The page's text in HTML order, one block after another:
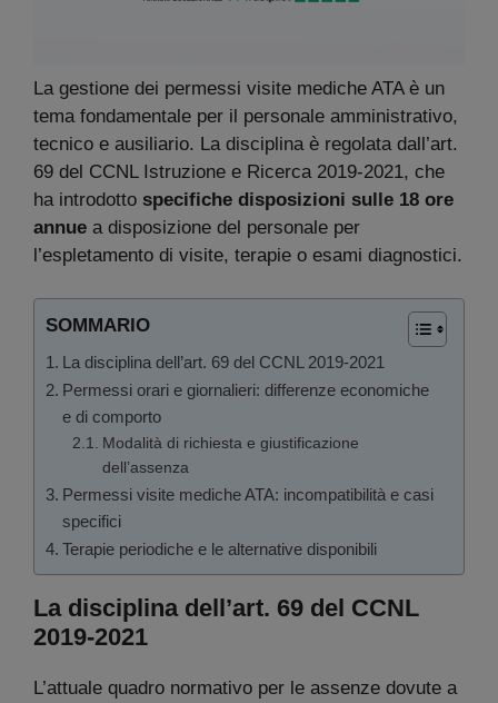
La gestione dei permessi visite mediche ATA è un
tema fondamentale per il personale amministrativo,
tecnico e ausiliario. La disciplina è regolata dall’art.
69 del CCNL Istruzione e Ricerca 2019-2021, che
ha introdotto specifiche disposizioni sulle 18 ore
annue a disposizione del personale per
l’espletamento di visite, terapie o esami diagnostici.
SOMMARIO
La disciplina dell’art. 69 del CCNL 2019-2021
Permessi orari e giornalieri: differenze economiche
e di comporto
Modalità di richiesta e giustificazione
dell’assenza
Permessi visite mediche ATA: incompatibilità e casi
specifici
Terapie periodiche e le alternative disponibili
La disciplina dell’art. 69 del CCNL
2019-2021
L’attuale quadro normativo per le assenze dovute a